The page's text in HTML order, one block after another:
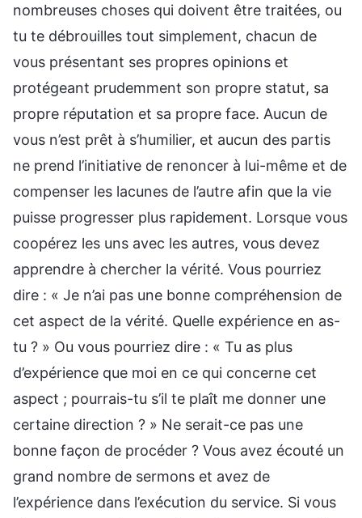
nombreuses choses qui doivent être traitées, ou
tu te débrouilles tout simplement, chacun de
vous présentant ses propres opinions et
protégeant prudemment son propre statut, sa
propre réputation et sa propre face. Aucun de
vous n’est prêt à s’humilier, et aucun des partis
ne prend l’initiative de renoncer à lui-même et de
compenser les lacunes de l’autre afin que la vie
puisse progresser plus rapidement. Lorsque vous
coopérez les uns avec les autres, vous devez
apprendre à chercher la vérité. Vous pourriez
dire : « Je n’ai pas une bonne compréhension de
cet aspect de la vérité. Quelle expérience en as-
tu ? » Ou vous pourriez dire : « Tu as plus
d’expérience que moi en ce qui concerne cet
aspect ; pourrais-tu s’il te plaît me donner une
certaine direction ? » Ne serait-ce pas une
bonne façon de procéder ? Vous avez écouté un
grand nombre de sermons et avez de
l’expérience dans l’exécution du service. Si vous